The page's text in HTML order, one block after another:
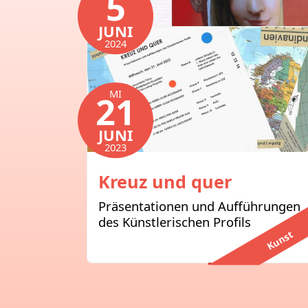
JUNI
2024
Imagination
Präsentation 9. Klasse
Künstlerisches Profi
Kunst
MI
21
JUNI
2023
Kreuz und quer
Präsentationen und Aufführungen
des Künstlerischen Profils
Kunst